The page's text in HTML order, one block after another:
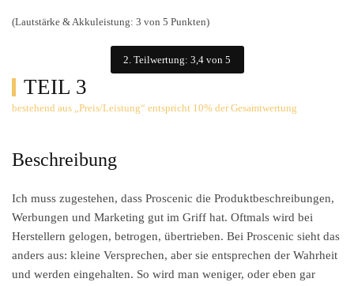
(Lautstärke & Akkuleistung: 3 von 5 Punkten)
2. Teilwertung: 3,4 von 5
TEIL 3
bestehend aus „Preis/Leistung“ entspricht 10% der Gesamtwertung
Beschreibung
Ich muss zugestehen, dass Proscenic die Produktbeschreibungen,
Werbungen und Marketing gut im Griff hat. Oftmals wird bei
Herstellern gelogen, betrogen, übertrieben. Bei Proscenic sieht das
anders aus: kleine Versprechen, aber sie entsprechen der Wahrheit
und werden eingehalten. So wird man weniger, oder eben gar